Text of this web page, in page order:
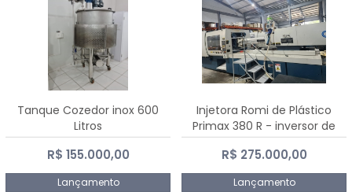
Tanque Cozedor inox 600
Litros
R$ 155.000,00
Lançamento
Injetora Romi de Plástico
Primax 380 R - inversor de
frequência NR 12 - 2008
R$ 275.000,00
Lançamento